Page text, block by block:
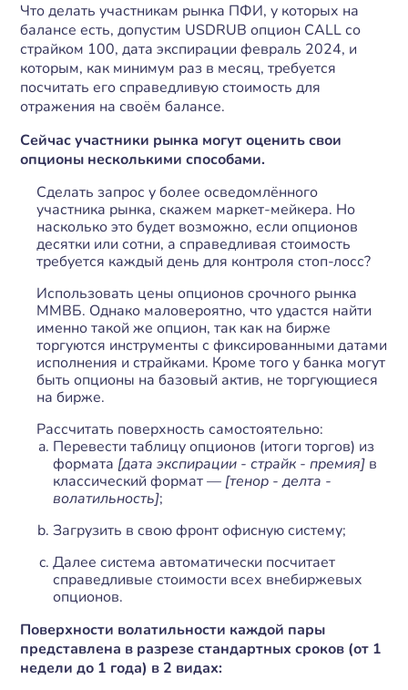
Что делать участникам рынка ПФИ, у которых на
балансе есть, допустим USDRUB опцион CALL со
страйком 100, дата экспирации февраль 2024, и
которым, как минимум раз в месяц, требуется
посчитать его справедливую стоимость для
отражения на своём балансе.
Сейчас участники рынка могут оценить свои
опционы несколькими способами.
Сделать запрос у более осведомлённого
участника рынка, скажем маркет-мейкера. Но
насколько это будет возможно, если опционов
десятки или сотни, а справедливая стоимость
требуется каждый день для контроля стоп-лосс?
Использовать цены опционов срочного рынка
ММВБ. Однако маловероятно, что удастся найти
именно такой же опцион, так как на бирже
торгуются инструменты с фиксированными датами
исполнения и страйками. Кроме того у банка могут
быть опционы на базовый актив, не торгующиеся
на бирже.
Рассчитать поверхность самостоятельно:
Перевести таблицу опционов (итоги торгов) из
формата [дата экспирации - страйк - премия] в
классический формат — [тенор - делта -
волатильность];
Загрузить в свою фронт офисную систему;
Далее система автоматически посчитает
справедливые стоимости всех внебиржевых
опционов.
Поверхности волатильности каждой пары
представлена в разрезе стандартных сроков (от 1
недели до 1 года) в 2 видах: